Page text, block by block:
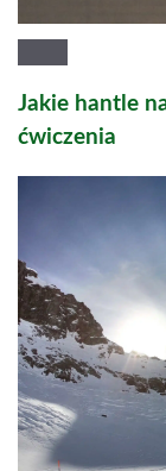
Jakie hantle
ćwiczenia